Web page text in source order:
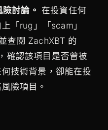
討論。 在投資任何
「rug」「scam」
查閱 ZachXBT 的
確認該項目是否曾被
技術背景，卻能在投
險項目。